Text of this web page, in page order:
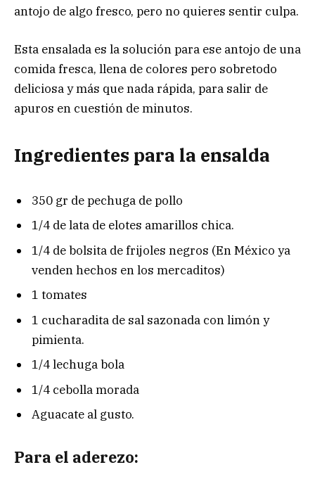
antojo de algo fresco, pero no quieres sentir culpa.
Esta ensalada es la solución para ese antojo de una
comida fresca, llena de colores pero sobretodo
deliciosa y más que nada rápida, para salir de
apuros en cuestión de minutos.
Ingredientes para la ensalda
350 gr de pechuga de pollo
1/4 de lata de elotes amarillos chica.
1/4 de bolsita de frijoles negros (En México ya
venden hechos en los mercaditos)
1 tomates
1 cucharadita de sal sazonada con limón y
pimienta.
1/4 lechuga bola
1/4 cebolla morada
Aguacate al gusto.
Para el aderezo: